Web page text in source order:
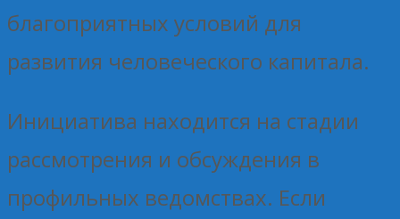
благоприятных условий для
развития человеческого капитала.
Инициатива находится на стадии
рассмотрения и обсуждения в
профильных ведомствах. Если